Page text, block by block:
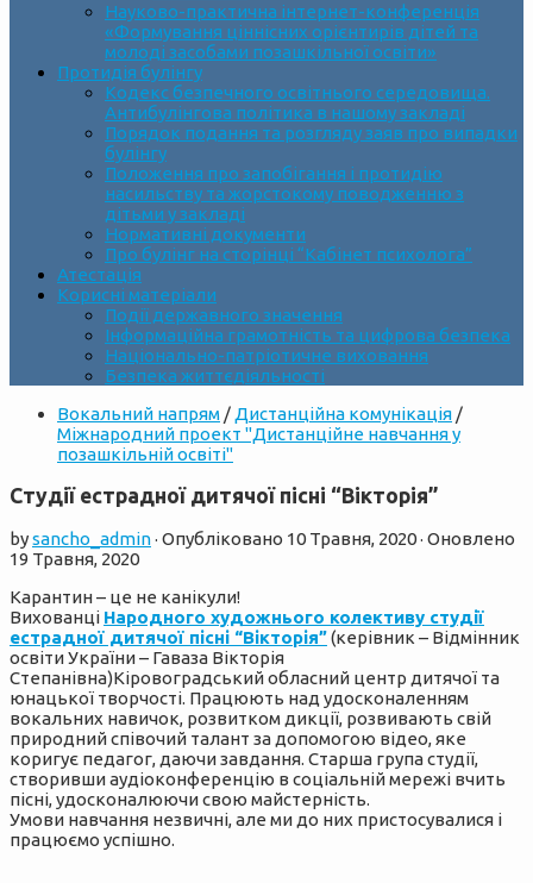
Науково-практична інтернет-конференція
«Формування ціннісних орієнтирів дітей та
молоді засобами позашкільної освіти»
Протидія булінгу
Кодекс безпечного освітнього середовища.
Антибулінгова політика в нашому закладі
Порядок подання та розгляду заяв про випадки
булінгу
Положення про запобігання і протидію
насильству та жорстокому поводженню з
дітьми у закладі
Нормативні документи
Про булінг на сторінці “Кабінет психолога”
Атестація
Корисні матеріали
Події державного значення
Інформаційна грамотність та цифрова безпека
Національно-патріотичне виховання
Безпека життєдіяльності
Вокальний напрям / Дистанційна комунікація /
Міжнародний проект "Дистанційне навчання у
позашкільній освіті"
Студії естрадної дитячої пісні “Вікторія”
bysancho_admin· Опубліковано 10 Травня, 2020· Оновлено
19 Травня, 2020
Карантин – це не канікули!
Вихованці Народного художнього колективу студії
естрадної дитячої пісні “Вікторія”(керівник – Відмінник
освіти України – Гаваза Вікторія
Степанівна)Кіровоградський обласний центр дитячої та
юнацької творчості. Працюють над удосконаленням
вокальних навичок, розвитком дикції, розвивають свій
природний співочий талант за допомогою відео, яке
коригує педагог, даючи завдання. Старша група студії,
створивши аудіоконференцію в соціальній мережі вчить
пісні, удосконалюючи свою майстерність.
Умови навчання незвичні, але ми до них пристосувалися і
працюємо успішно.